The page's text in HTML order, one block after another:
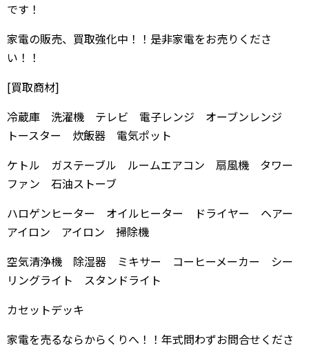
です！
家電の販売、買取強化中！！是非家電をお売りくださ
い！！
[買取商材]
冷蔵庫 洗濯機 テレビ 電子レンジ オーブンレンジ
トースター 炊飯器 電気ポット
ケトル ガステーブル ルームエアコン 扇風機 タワー
ファン 石油ストーブ
ハロゲンヒーター オイルヒーター ドライヤー ヘアー
アイロン アイロン 掃除機
空気清浄機 除湿器 ミキサー コーヒーメーカー シー
リングライト スタンドライト
カセットデッキ
家電を売るならからくりへ！！年式問わずお問合せくださ